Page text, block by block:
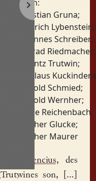
Personen:
Christian Gruna;
Heinrich Lybenstein;
Johannes Schreiber;
Konrad Riedmacher;
Lorentz Trutwin;
Nikolaus
Petzold Schmied;
Petzold Wernher;
Tietze Reichenbach;
Walther Glucke;
Walther Maurer
Laurencius, des
Trutwines son, [...]